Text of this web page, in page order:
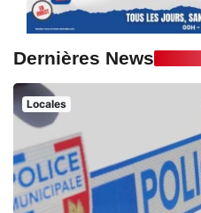
Dernières News
Locales